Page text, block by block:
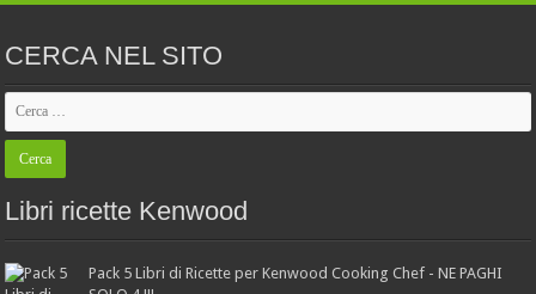
CERCA NEL SITO
Libri ricette Kenwood
Pack 5 Libri di Ricette per Kenwood Cooking Chef - NE PAGHI